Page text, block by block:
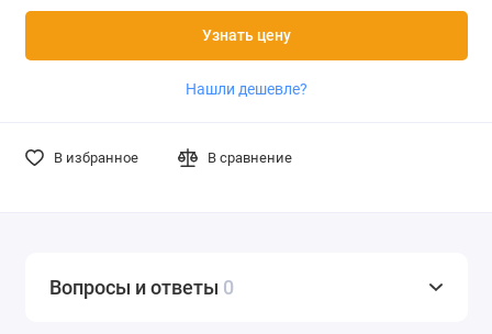
Узнать цену
Нашли дешевле?
В избранное В сравнение
Вопросы и ответы 0